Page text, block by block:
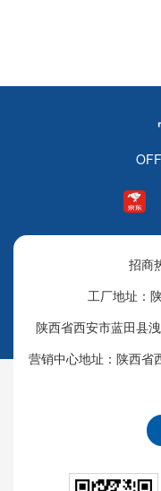
招商
工厂地址：
陕西省西安市蓝田县
营销中心地址：陕西省